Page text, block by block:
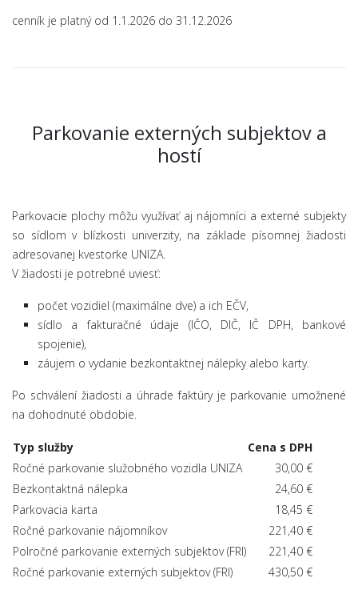
cenník je platný od 1.1.2026 do 31.12.2026
Parkovanie externých subjektov a
hostí
Parkovacie plochy môžu využívať aj nájomníci a externé subjekty
so sídlom v blízkosti univerzity, na základe písomnej žiadosti
adresovanej kvestorke UNIZA.
V žiadosti je potrebné uviesť:
počet vozidiel (maximálne dve) a ich EČV,
sídlo a fakturačné údaje (IČO, DIČ, IČ DPH, bankové
spojenie),
záujem o vydanie bezkontaktnej nálepky alebo karty.
Po schválení žiadosti a úhrade faktúry je parkovanie umožnené
na dohodnuté obdobie.
Typ služby
Cena s DPH
Ročné parkovanie služobného vozidla UNIZA
30,00 €
Bezkontaktná nálepka
24,60 €
Parkovacia karta
18,45 €
Ročné parkovanie nájomníkov
221,40 €
Polročné parkovanie externých subjektov (FRI)
221,40 €
Ročné parkovanie externých subjektov (FRI)
430,50 €